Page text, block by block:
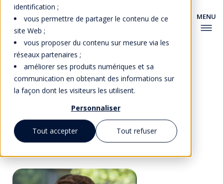
identification ;
vous permettre de partager le contenu de ce
site Web ;
vous proposer du contenu sur mesure via les
réseaux partenaires ;
améliorer ses produits numériques et sa
communication en obtenant des informations sur
la façon dont les visiteurs les utilisent.
Personnaliser
Tout accepter Tout refuser
Samuel Boissy